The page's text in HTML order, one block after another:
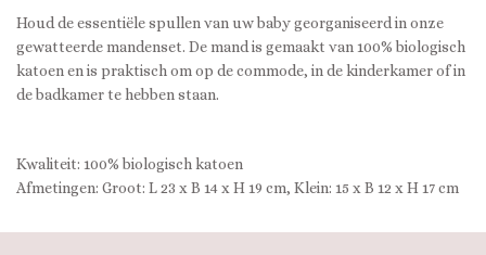
Houd de essentiële spullen van uw baby georganiseerd in onze
gewatteerde mandenset. De mand is gemaakt van 100% biologisch
katoen en is praktisch om op de commode, in de kinderkamer of in
de badkamer te hebben staan.
Kwaliteit: 100% biologisch katoen
Afmetingen: Groot: L 23 x B 14 x H 19 cm, Klein: 15 x B 12 x H 17 cm